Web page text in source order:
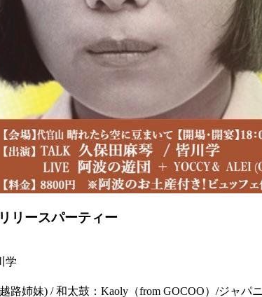
リースパーティー
学
路姉妹) / 和太鼓：Kaoly（from GOCOO）/ジャ